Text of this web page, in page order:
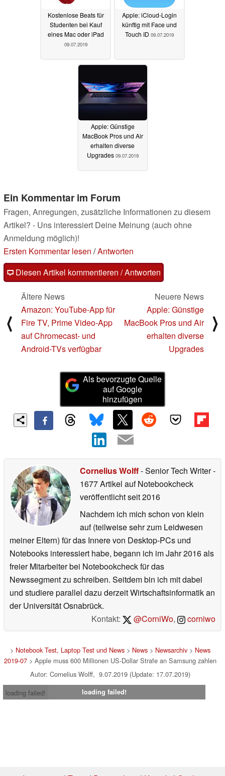
Kostenlose Beats für
Studenten bei Kauf
eines Mac oder iPad
09.07.2019
Apple: iCloud-Login
künftig mit Face und
Touch ID 09.07.2019
Apple: Günstige
MacBook Pros und Air
erhalten diverse
Upgrades 09.07.2019
Ein Kommentar im Forum
Fragen, Anregungen, zusätzliche Informationen zu diesem
Artikel? - Uns interessiert Deine Meinung (auch ohne
Anmeldung möglich)!
Ersten Kommentar lesen /Antworten
Diesen Artikel kommentieren / Antworten
⟨
Ältere News
Amazon: YouTube-App für
Fire TV, Prime Video-App
auf Chromecast- und
Android-TVs verfügbar
Neuere News
Apple: Günstige
MacBook Pros und Air
erhalten diverse
Upgrades
⟩
Als bevorzugte Quelle
auf Google
hinzufügen
Cornelius Wolff- Senior Tech Writer-
1677 Artikel auf Notebookcheck
veröffentlichtseit 2016
Nachdem ich mich schon von klein
auf (teilweise sehr zum Leidwesen
meiner Eltern) für das Innere von Desktop-PCs und
Notebooks interessiert habe, begann ich im Jahr 2016 als
freier Mitarbeiter bei Notebookcheck für das
Newssegment zu schreiben. Seitdem bin ich mit dabei
und studiere parallel dazu derzeit Wirtschaftsinformatik an
der Universität Osnabrück.
Kontakt:
@CorniWo, corniwo
> Notebook Test, Laptop Test und News> News> Newsarchiv> News
2019-07> Apple muss 600 Millionen US-Dollar Strafe an Samsung zahlen
Autor: Cornelius Wolff, 9.07.2019 (Update: 17.07.2019)
loading failed!
loading failed!